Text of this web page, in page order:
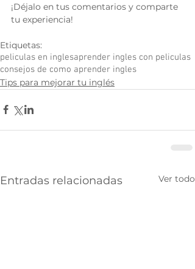
¡Déjalo en tus comentarios y comparte
tu experiencia!
Etiquetas:
peliculas en inglesaprender ingles con peliculas
consejos de como aprender ingles
Tips para mejorar tu inglés
Entradas relacionadas Ver todo